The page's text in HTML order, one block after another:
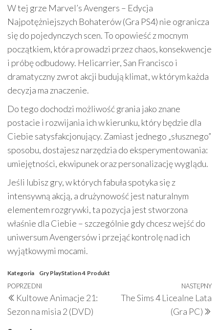
W tej grze Marvel’s Avengers – Edycja
Najpotężniejszych Bohaterów (Gra PS4) nie ogranicza
się do pojedynczych scen. To opowieść z mocnym
początkiem, która prowadzi przez chaos, konsekwencje
i próbę odbudowy. Helicarrier, San Francisco i
dramatyczny zwrot akcji budują klimat, w którym każda
decyzja ma znaczenie.
Do tego dochodzi możliwość grania jako znane
postacie i rozwijania ich w kierunku, który będzie dla
Ciebie satysfakcjonujący. Zamiast jednego „słusznego”
sposobu, dostajesz narzędzia do eksperymentowania:
umiejętności, ekwipunek oraz personalizację wyglądu.
Jeśli lubisz gry, w których fabuła spotyka się z
intensywną akcją, a drużynowość jest naturalnym
elementem rozgrywki, ta pozycja jest stworzona
właśnie dla Ciebie – szczególnie gdy chcesz wejść do
uniwersum Avengersów i przejąć kontrolę nad ich
wyjątkowymi mocami.
Kategoria Gry PlayStation 4 Produkt
Nawigacja
wpisu
Poprzedni
wpis
POPRZEDNI
Kultowe Animacje 21:
Sezon na misia 2 (DVD)
NASTĘPNY
The Sims 4 Licealne Lata
(Gra PC)